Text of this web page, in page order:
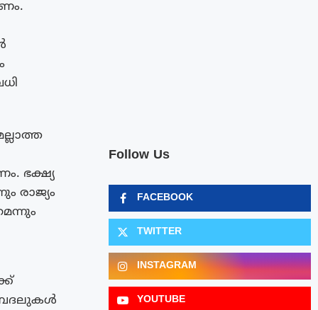
ഭക്ഷ്യ
രാജ്യം
Follow Us
FACEBOOK
TWITTER
INSTAGRAM
YOUTUBE